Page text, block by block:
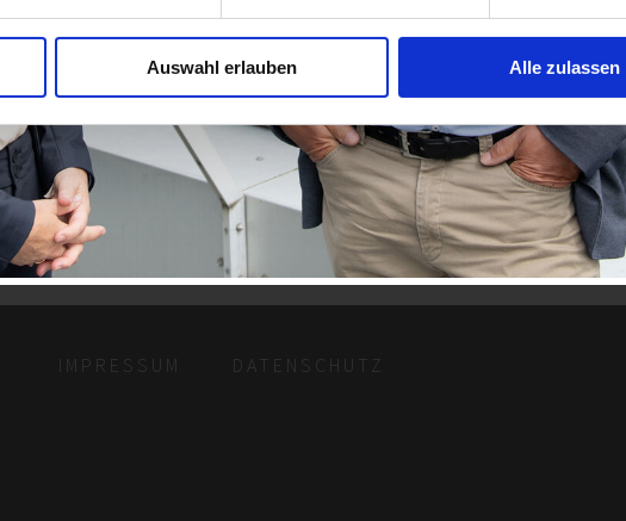
Auswahl erlauben Alle zulassen
IMPRESSUM DATENSCHUTZ